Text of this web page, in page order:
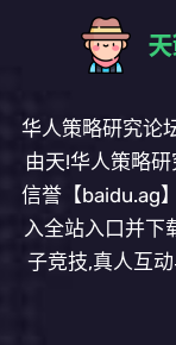
华人策略研究论
由天!华人策略
信誉【baidu.ag
入全站入口并下
子竞技,真人互